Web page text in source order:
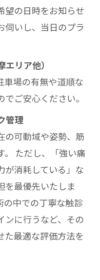
望の日時をお知らせ
伺いし、当日のプラ
リア他）
車場の有無や道順な
ご安心ください。
管理
の可動域や姿勢、筋
。 ただし、「強い痛
が消耗している」な
を最優先いたしま
の中での丁寧な触診
ンに行うなど、その
た最適な評価方法を